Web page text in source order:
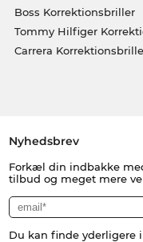
Boss Korrektionsbriller
Tommy Hilfiger
Carrera
Nyhedsbrev
Forkæl din indbakke
tilbud og meget mere
Du kan finde yderligere